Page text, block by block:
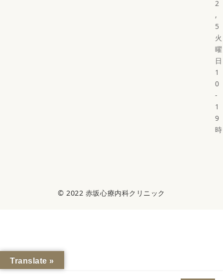
2
,
5
火
曜
日
1
0
-
1
9
時
© 2022 赤坂心療内科クリニック
Translate »